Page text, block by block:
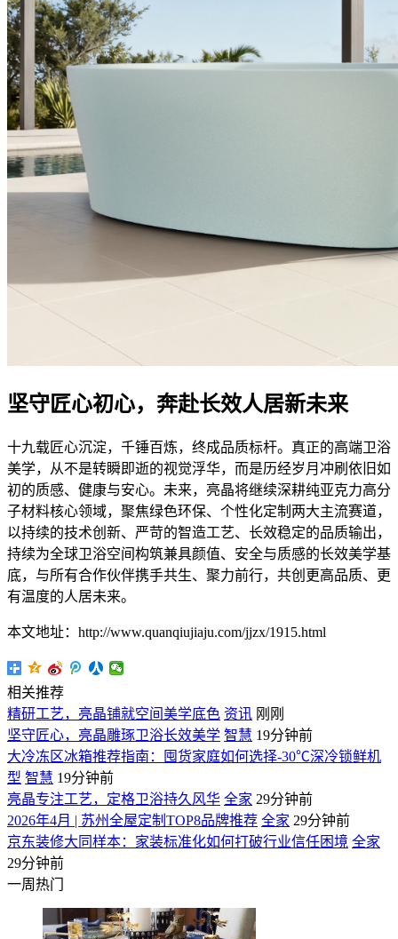
坚守匠心初心，奔赴长效人居新未来
十九载匠心沉淀，千锤百炼，终成品质标杆。真正的高端卫浴
美学，从不是转瞬即逝的视觉浮华，而是历经岁月冲刷依旧如
初的质感、健康与安心。未来，亮晶将继续深耕纯亚克力高分
子材料核心领域，聚焦绿色环保、个性化定制两大主流赛道，
以持续的技术创新、严苛的智造工艺、长效稳定的品质输出，
持续为全球卫浴空间构筑兼具颜值、安全与质感的长效美学基
底，与所有合作伙伴携手共生、聚力前行，共创更高品质、更
有温度的人居未来。
本文地址：http://www.quanqiujiaju.com/jjzx/1915.html
相关推荐
精研工艺，亮晶铺就空间美学底色 资讯 刚刚
坚守匠心，亮晶雕琢卫浴长效美学 智慧 19分钟前
大冷冻区冰箱推荐指南：囤货家庭如何选择-30℃深冷锁鲜机
型 智慧 19分钟前
亮晶专注工艺，定格卫浴持久风华 全家 29分钟前
2026年4月 | 苏州全屋定制TOP8品牌推荐 全家 29分钟前
京东装修大同样本：家装标准化如何打破行业信任困境 全家
29分钟前
一周热门